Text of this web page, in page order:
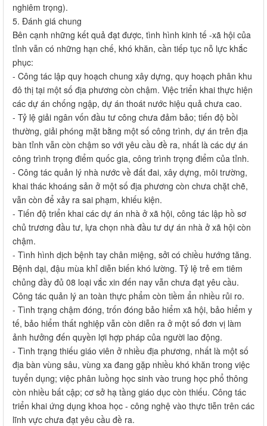
nghiêm trọng).
5. Đánh giá chung
Bên cạnh những kết quả đạt được, tình hình kinh tế -xã hội của
tỉnh vẫn có những hạn chế, khó khăn, cần tiếp tục nỗ lực khắc
phục:
- Công tác lập quy hoạch chung xây dựng, quy hoạch phân khu
đô thị tại một số địa phương còn chậm. Việc triển khai thực hiện
các dự án chống ngập, dự án thoát nước hiệu quả chưa cao.
- Tỷ lệ giải ngân vốn đầu tư công chưa đảm bảo; tiến độ bồi
thường, giải phóng mặt bằng một số công trình, dự án trên địa
bàn tỉnh vẫn còn chậm so với yêu cầu đề ra, nhất là các dự án
công trình trọng điểm quốc gia, công trình trọng điểm của tỉnh.
- Công tác quản lý nhà nước về đất đai, xây dựng, môi trường,
khai thác khoáng sản ở một số địa phương còn chưa chặt chẽ,
vẫn còn để xảy ra sai phạm, khiếu kiện.
- Tiến độ triển khai các dự án nhà ở xã hội, công tác lập hồ sơ
chủ trương đầu tư, lựa chọn nhà đầu tư dự án nhà ở xã hội còn
chậm.
- Tình hình dịch bệnh tay chân miệng, sởi có chiều hướng tăng.
Bệnh dại, đậu mùa khỉ diễn biến khó lường. Tỷ lệ trẻ em tiêm
chủng đầy đủ 08 loại vắc xin đến nay vẫn chưa đạt yêu cầu.
Công tác quản lý an toàn thực phẩm còn tiềm ẩn nhiều rủi ro.
- Tình trạng chậm đóng, trốn đóng bảo hiểm xã hội, bảo hiểm y
tế, bảo hiểm thất nghiệp vẫn còn diễn ra ở một số đơn vị làm
ảnh hưởng đến quyền lợi hợp pháp của người lao động.
- Tình trạng thiếu giáo viên ở nhiều địa phương, nhất là một số
địa bàn vùng sâu, vùng xa đang gặp nhiều khó khăn trong việc
tuyển dụng; việc phân luồng học sinh vào trung học phổ thông
còn nhiều bất cập; cơ sở hạ tầng giáo dục còn thiếu. Công tác
triển khai ứng dụng khoa học - công nghệ vào thực tiễn trên các
lĩnh vực chưa đạt yêu cầu đề ra.